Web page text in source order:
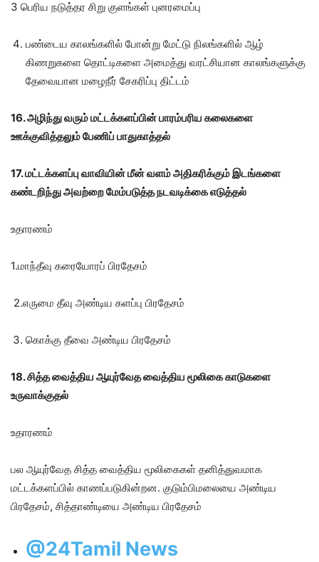
3 பெரிய நடுத்தர சிறு குளங்கள் புனரமைப்பு
பண்டைய காலங்களில் போன்று மேட்டு நிலங்களில் ஆழ்
கிணறுகளை தொட்டிகளை அமைத்து வரட்சியான காலங்களுக்கு
தேவையான மழைநீர் சேகரிப்பு திட்டம்
16. அழிந்து வரும் மட்டக்களப்பின் பாரம்பரிய கலைகளை
ஊக்குவித்தலும் பேணிப் பாதுகாத்தல்
17. மட்டக்களப்பு வாவியின் மீன் வளம் அதிகரிக்கும் இடங்களை
கண்டறிந்து அவற்றை மேம்படுத்த நடவடிக்கை எடுத்தல்
உதாரணம்
1.மாந்தீவு கரையோரப் பிரதேசம்
2.எருமை தீவு அண்டிய களப்பு பிரதேசம்
கொக்கு தீவை அண்டிய பிரதேசம்
18. சித்த வைத்திய ஆயுர்வேத வைத்திய மூலிகை காடுகளை
உருவாக்குதல்
உதாரணம்
பல ஆயுர்வேத சித்த வைத்திய மூலிகைகள் தனித்துவமாக
மட்டக்களப்பில் காணப்படுகின்றன. குடும்பிமலையை அண்டிய
பிரதேசம், சித்தாண்டியை அண்டிய பிரதேசம்
@24Tamil News